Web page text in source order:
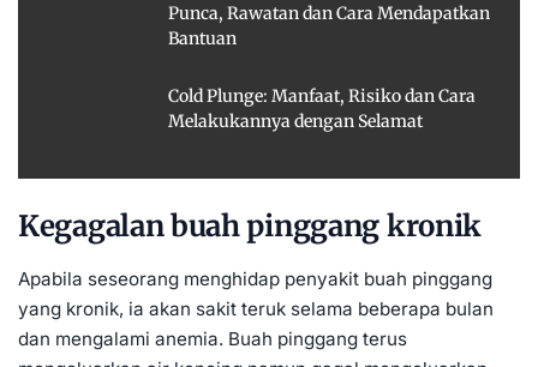
Punca, Rawatan dan Cara Mendapatkan
Bantuan
Cold Plunge: Manfaat, Risiko dan Cara
Melakukannya dengan Selamat
Kegagalan buah pinggang kronik
Apabila seseorang menghidap penyakit buah pinggang
yang kronik, ia akan sakit teruk selama beberapa bulan
dan mengalami anemia. Buah pinggang terus